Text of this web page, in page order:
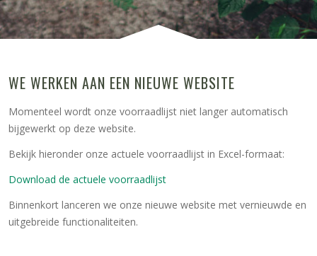
WE WERKEN AAN EEN NIEUWE WEBSITE
Momenteel wordt onze voorraadlijst niet langer automatisch
bijgewerkt op deze website.
Bekijk hieronder onze actuele voorraadlijst in Excel-formaat:
Download de actuele voorraadlijst
Binnenkort lanceren we onze nieuwe website met vernieuwde en
uitgebreide functionaliteiten.